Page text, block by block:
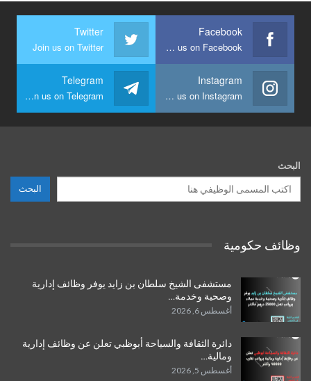
Facebook
Join us on Facebook
Twitter
Join us on Twitter
Instagram
Join us on Instagram
Telegram
Join us on Telegram
البحث
البحث
وظائف حكومية
مستشفى الشيخ سلطان بن زايد يوفر وظائف إدارية
وصحية وخدمة…
أغسطس 6, 2026
دائرة الثقافة والسياحة أبوظبي تعلن عن وظائف إدارية
ومالية…
أغسطس 5, 2026